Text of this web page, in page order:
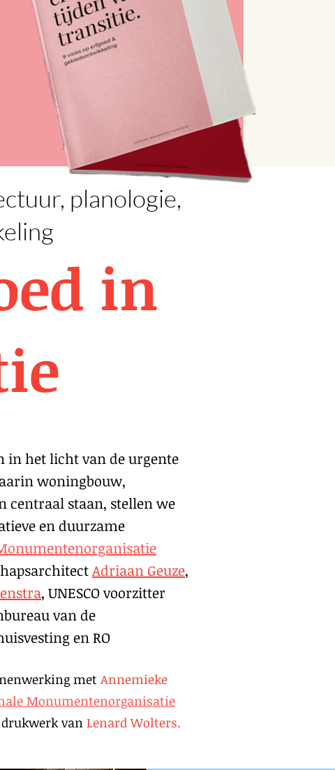
planologie,
in
in het licht van de urgente
woningbouw,
centraal staan, stellen we
en duurzame
Adriaan Geuze,
, UNESCO voorzitter
van de
en RO
met Annemieke
Monumentenorganisatie
van Lenard Wolters.